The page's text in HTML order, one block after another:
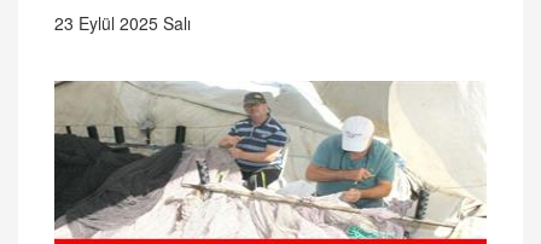
23 Eylül 2025 Salı